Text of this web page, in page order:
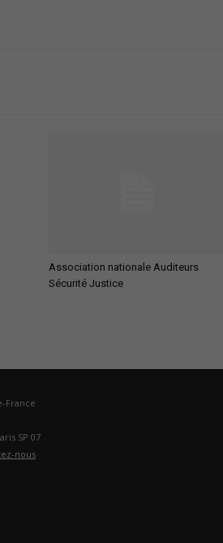
Association nationale Auditeurs
Sécurité Justice
France
SP 07
nous